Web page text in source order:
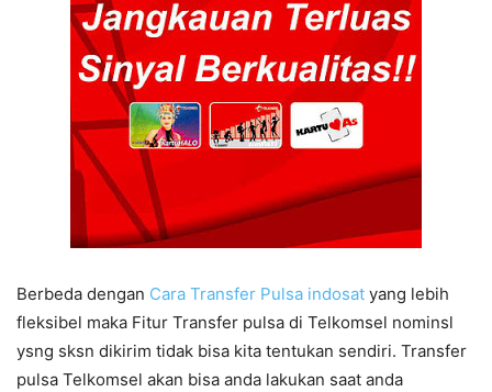
Berbeda dengan Cara Transfer Pulsa indosat yang lebih
fleksibel maka Fitur Transfer pulsa di Telkomsel nominsl
ysng sksn dikirim tidak bisa kita tentukan sendiri. Transfer
pulsa Telkomsel akan bisa anda lakukan saat anda